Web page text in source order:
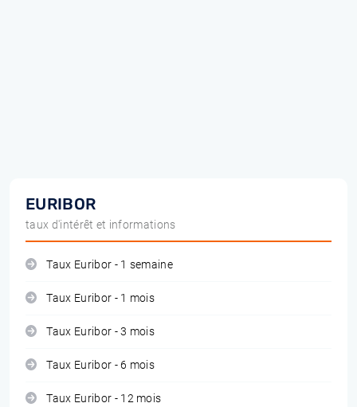
EURIBOR
taux d'intérêt et informations
Taux Euribor - 1 semaine
Taux Euribor - 1 mois
Taux Euribor - 3 mois
Taux Euribor - 6 mois
Taux Euribor - 12 mois